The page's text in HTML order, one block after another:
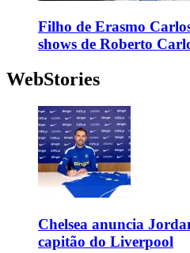
Filho de Erasmo
shows de Roberto
WebStories
Chelsea anuncia
capitão do Liverpool